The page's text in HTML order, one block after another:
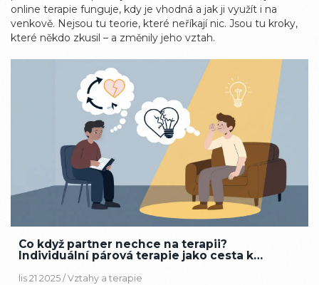
online terapie funguje, kdy je vhodná a jak ji využít i na
venkově. Nejsou tu teorie, které neříkají nic. Jsou tu kroky,
které někdo zkusil – a změnily jeho vztah.
Co když partner nechce na terapii?
Individuální párová terapie jako cesta k
lis 21 2025 /Vztahy a terapie